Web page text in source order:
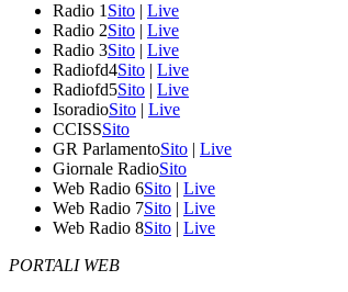
Radio 1 Sito | Live
Radio 2Sito | Live
Radio 3Sito | Live
Radiofd4Sito | Live
Radiofd5Sito | Live
IsoradioSito | Live
CCISSSito
GR ParlamentoSito | Live
Giornale RadioSito
Web Radio 6Sito | Live
Web Radio 7Sito | Live
Web Radio 8Sito | Live
PORTALI WEB